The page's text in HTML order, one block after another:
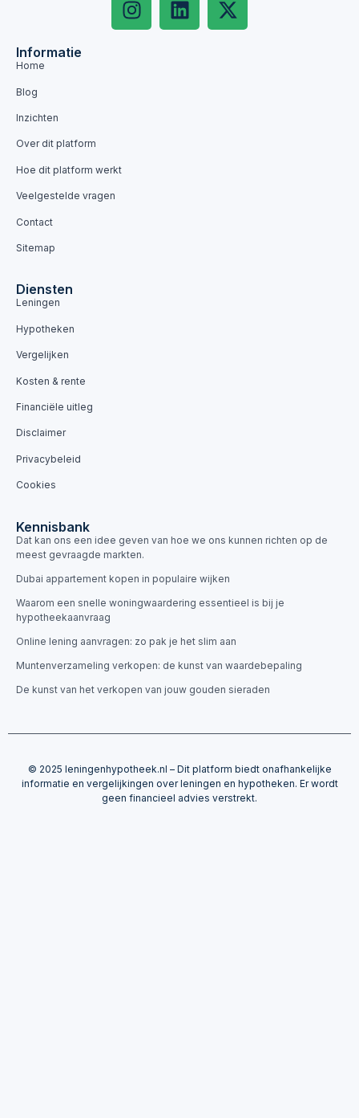
Informatie
Home
Blog
Inzichten
Over dit platform
Hoe dit platform werkt
Veelgestelde vragen
Contact
Sitemap
Diensten
Leningen
Hypotheken
Vergelijken
Kosten & rente
Financiële uitleg
Disclaimer
Privacybeleid
Cookies
Kennisbank
Dat kan ons een idee geven van hoe we ons kunnen richten op de
meest gevraagde markten.
Dubai appartement kopen in populaire wijken
Waarom een snelle woningwaardering essentieel is bij je
hypotheekaanvraag
Online lening aanvragen: zo pak je het slim aan
Muntenverzameling verkopen: de kunst van waardebepaling
De kunst van het verkopen van jouw gouden sieraden
© 2025 leningenhypotheek.nl – Dit platform biedt onafhankelijke
informatie en vergelijkingen over leningen en hypotheken. Er wordt
geen financieel advies verstrekt.